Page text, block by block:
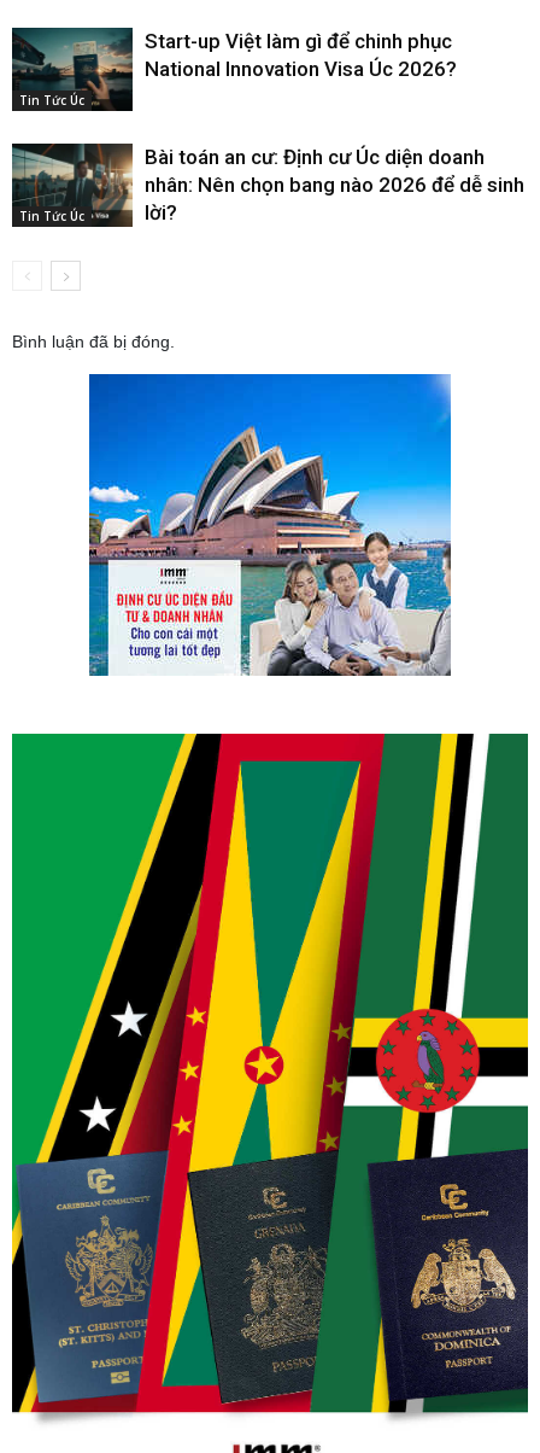
Tin Tức Úc
Start-up Việt làm gì để chinh phục
National Innovation Visa Úc 2026?
Tin Tức Úc
Bài toán an cư: Định cư Úc diện doanh
nhân: Nên chọn bang nào 2026 để dễ sinh
lời?
Bình luận đã bị đóng.